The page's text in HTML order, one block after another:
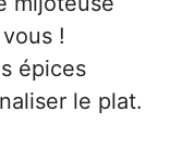
!
épices
le plat.